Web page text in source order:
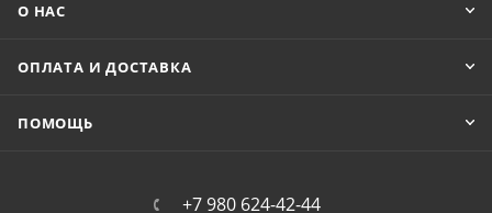
О НАС
ОПЛАТА И ДОСТАВКА
ПОМОЩЬ
+7 980 624-42-44